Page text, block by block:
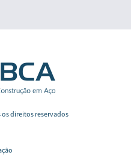
direitos reservados